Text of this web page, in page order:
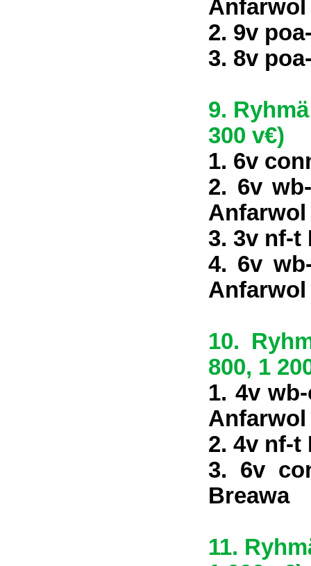
Anfarwol
2. 9v
3. 8v
9.
300 v€)
1. 6v
2. 6v
Anfarwol
3. 3v nf-t
4. 6v
Anfarwol
10.
800, 1
1. 4v
Anfarwol
2. 4v nf-t
3. 6v
Breawa
11.